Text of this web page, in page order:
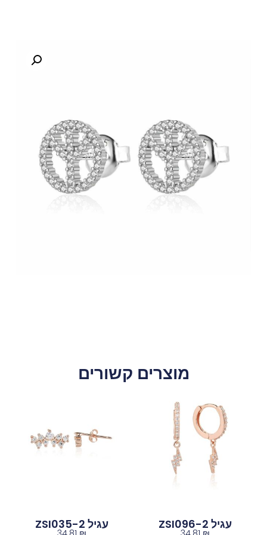
מוצרים קשורים
עגיל ZSI096-2 עגיל ZSI035-2